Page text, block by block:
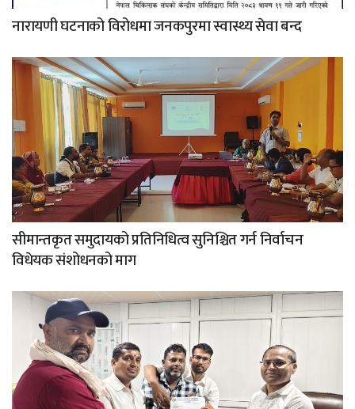
नारायणी घटनाको विरोधमा जनकपुरमा स्वास्थ्य सेवा बन्द
सीमान्तकृत समुदायको प्रतिनिधित्व सुनिश्चित गर्न निर्वाचन
विधेयक संशोधनको माग